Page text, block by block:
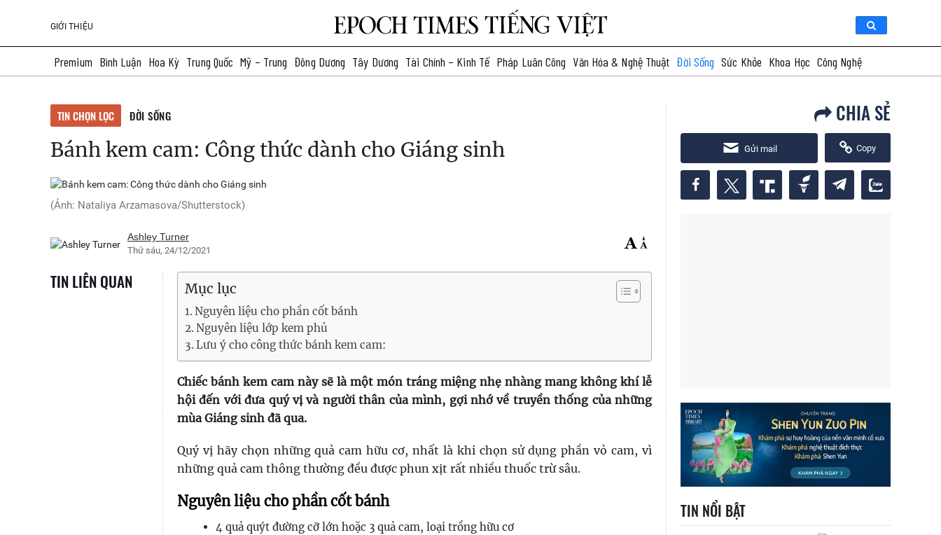
GIỚI THIỆU
Premium Bình Luận Hoa Kỳ Trung Quốc Mỹ – Trung Đông Dương Tây Dương Tài Chính – Kinh Tế Pháp Luân Công Văn Hóa & Nghệ Thuật Đời Sống Sức Khỏe Khoa Học Công Nghệ
TIN CHỌN LỌC
ĐỜI SỐNG
Bánh kem cam: Công thức dành cho Giáng sinh
(Ảnh: Nataliya Arzamasova/Shutterstock)
Ashley Turner
Thứ sáu, 24/12/2021
TIN LIÊN QUAN Mục lục
Nguyên liệu cho phần cốt bánh
Nguyên liệu lớp kem phủ
Lưu ý cho công thức bánh kem cam:
Chiếc bánh kem cam này sẽ là một món tráng miệng nhẹ nhàng mang không khí lễ
hội đến với đưa quý vị và người thân của mình, gợi nhớ về truyền thống của những
mùa Giáng sinh đã qua.
Quý vị hãy chọn những quả cam hữu cơ, nhất là khi chọn sử dụng phần vỏ cam, vì
những quả cam thông thường đều được phun xịt rất nhiều thuốc trừ sâu.
Nguyên liệu cho phần cốt bánh
4 quả quýt đường cỡ lớn hoặc 3 quả cam, loại trồng hữu cơ
CHIA SẺ
Gửi mail Copy
TIN NỔI BẬT